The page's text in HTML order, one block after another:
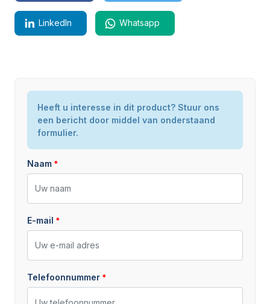
LinkedIn Whatsapp
Model / Type SX-30-56
Heeft u interesse in dit product? Stuur ons
een bericht door middel van onderstaand
formulier.
Naam
E-mail
Telefoonnummer